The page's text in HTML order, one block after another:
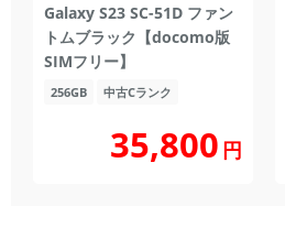
Galaxy S23 SC-51D ファン
トムブラック【docomo版
SIMフリー】
256GB 中古Cランク
35,800円